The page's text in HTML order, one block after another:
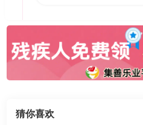
猜你喜欢